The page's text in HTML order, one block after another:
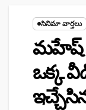
సినిమా వార్తలు
మహేష్
ఒక్క